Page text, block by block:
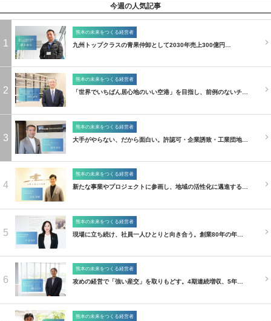
今週の人気記事
1
熊本の未来をつくる経営者
九州トップクラスの青果仲卸として2030年売上300億円…
2
熊本の未来をつくる経営者
「世界でいちばん居心地のいい空港」を目指し、前例のないチ…
3
熊本の未来をつくる経営者
大手がやらない、だから面白い。許認可・企業誘致・工業団地…
4
熊本の未来をつくる経営者
新たな事業やプロジェクトに参画し、地域の活性化に邁進する…
5
熊本の未来をつくる経営者
現場に立ち続け、社員一人ひとりと向き合う。創業80年の年…
6
熊本の未来をつくる経営者
攻めの経営で「強い産交」を取りもどす。4期連続増収、5年…
熊本の未来をつくる経営者